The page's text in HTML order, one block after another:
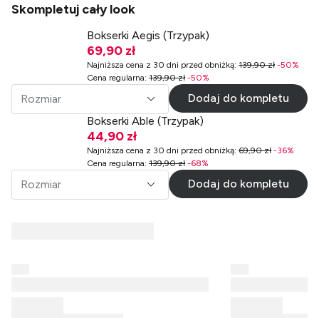
Skompletuj cały look
Bokserki Aegis (Trzypak)
69,90 zł
Najniższa cena z 30 dni przed obniżką: 139,90 zł -50%
Cena regularna: 139,90 zł -50%
Rozmiar
Dodaj do kompletu
Bokserki Able (Trzypak)
44,90 zł
Najniższa cena z 30 dni przed obniżką: 69,90 zł -36%
Cena regularna: 139,90 zł -68%
Rozmiar Dodaj do kompletu